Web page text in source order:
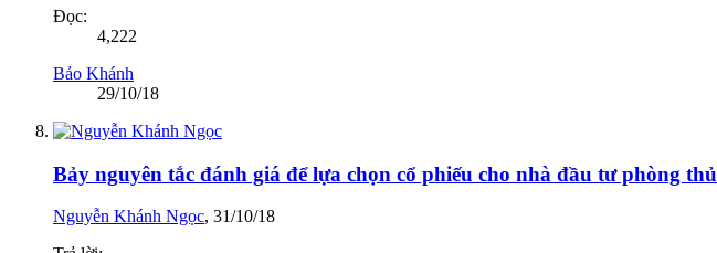
Đọc:
4,222
Bảo Khánh
29/10/18
Bảy nguyên tắc đánh giá để lựa chọn cổ phiếu cho nhà đầu tư phòng thủ
Nguyễn Khánh Ngọc, 31/10/18